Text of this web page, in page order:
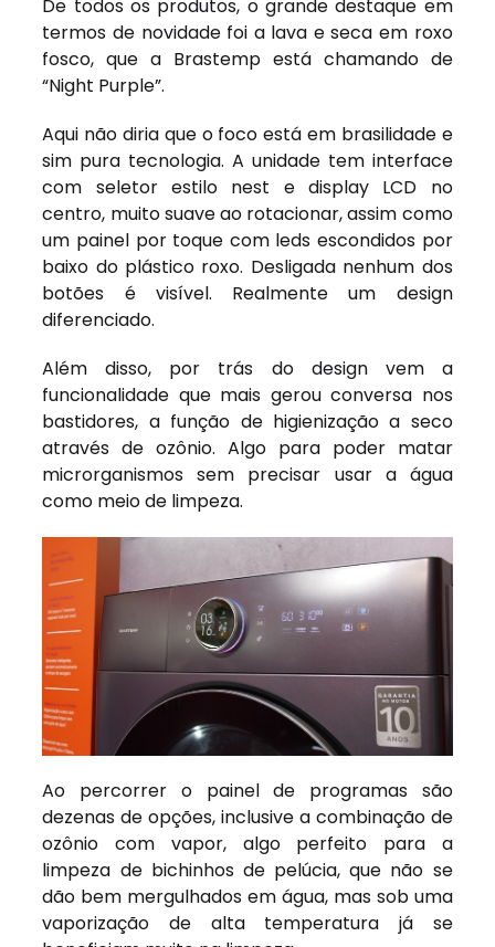
De todos os produtos, o grande destaque em
termos de novidade foi a lava e seca em roxo
fosco, que a Brastemp está chamando de
“Night Purple”.
Aqui não diria que o foco está em brasilidade e
sim pura tecnologia. A unidade tem interface
com seletor estilo nest e display LCD no
centro, muito suave ao rotacionar, assim como
um painel por toque com leds escondidos por
baixo do plástico roxo. Desligada nenhum dos
botões é visível. Realmente um design
diferenciado.
Além disso, por trás do design vem a
funcionalidade que mais gerou conversa nos
bastidores, a função de higienização a seco
através de ozônio. Algo para poder matar
microrganismos sem precisar usar a água
como meio de limpeza.
Ao percorrer o painel de programas são
dezenas de opções, inclusive a combinação de
ozônio com vapor, algo perfeito para a
limpeza de bichinhos de pelúcia, que não se
dão bem mergulhados em água, mas sob uma
vaporização de alta temperatura já se